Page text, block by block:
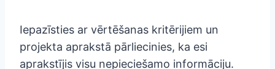
Iepazīsties ar vērtēšanas kritērijiem un
projekta aprakstā pārliecinies, ka esi
aprakstījis visu nepieciešamo informāciju.